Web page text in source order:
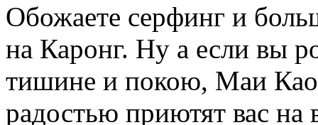
Обожаете серфинг и
на Каронг. Ну а если вы
тишине и покою, Маи
радостью приютят вас на